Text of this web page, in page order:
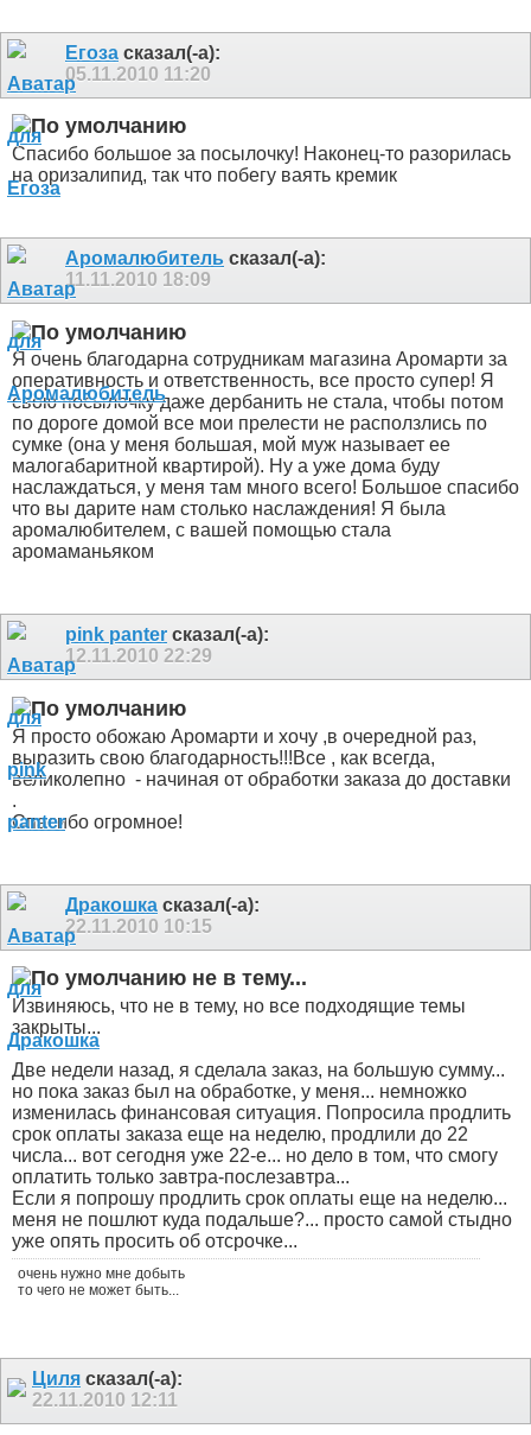
Егоза сказал(-а):
05.11.2010 11:20
Спасибо большое за посылочку! Наконец-то разорилась
на оризалипид, так что побегу ваять кремик
Аромалюбитель сказал(-а):
11.11.2010 18:09
Я очень благодарна сотрудникам магазина Аромарти за
оперативность и ответственность, все просто супер! Я
свою посылочку даже дербанить не стала, чтобы потом
по дороге домой все мои прелести не расползлись по
сумке (она у меня большая, мой муж называет ее
малогабаритной квартирой). Ну а уже дома буду
наслаждаться, у меня там много всего! Большое спасибо
что вы дарите нам столько наслаждения! Я была
аромалюбителем, с вашей помощью стала
аромаманьяком
pink panter сказал(-а):
12.11.2010 22:29
Я просто обожаю Аромарти и хочу ,в очередной раз,
выразить свою благодарность!!!Все , как всегда,
великолепно - начиная от обработки заказа до доставки
.
Спасибо огромное!
Дракошка сказал(-а):
22.11.2010 10:15
не в тему...
Извиняюсь, что не в тему, но все подходящие темы
закрыты...
Две недели назад, я сделала заказ, на большую сумму...
но пока заказ был на обработке, у меня... немножко
изменилась финансовая ситуация. Попросила продлить
срок оплаты заказа еще на неделю, продлили до 22
числа... вот сегодня уже 22-е... но дело в том, что смогу
оплатить только завтра-послезавтра...
Если я попрошу продлить срок оплаты еще на неделю...
меня не пошлют куда подальше?... просто самой стыдно
уже опять просить об отсрочке...
очень нужно мне добыть
то чего не может быть...
Циля сказал(-а):
22.11.2010 12:11